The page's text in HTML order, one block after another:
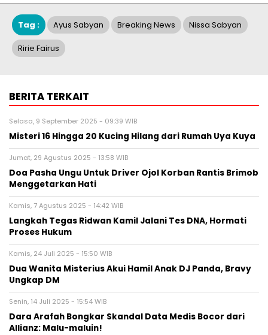
Tag : Ayus Sabyan Breaking News Nissa Sabyan
Ririe Fairus
BERITA TERKAIT
Selasa, 9 September 2025 - 09:39 WIB
Misteri 16 Hingga 20 Kucing Hilang dari Rumah Uya Kuya
Jumat, 29 Agustus 2025 - 13:58 WIB
Doa Pasha Ungu Untuk Driver Ojol Korban Rantis Brimob
Menggetarkan Hati
Kamis, 7 Agustus 2025 - 14:42 WIB
Langkah Tegas Ridwan Kamil Jalani Tes DNA, Hormati
Proses Hukum
Kamis, 24 Juli 2025 - 15:50 WIB
Dua Wanita Misterius Akui Hamil Anak DJ Panda, Bravy
Ungkap DM
Senin, 14 Juli 2025 - 15:54 WIB
Dara Arafah Bongkar Skandal Data Medis Bocor dari
Allianz: Malu-maluin!